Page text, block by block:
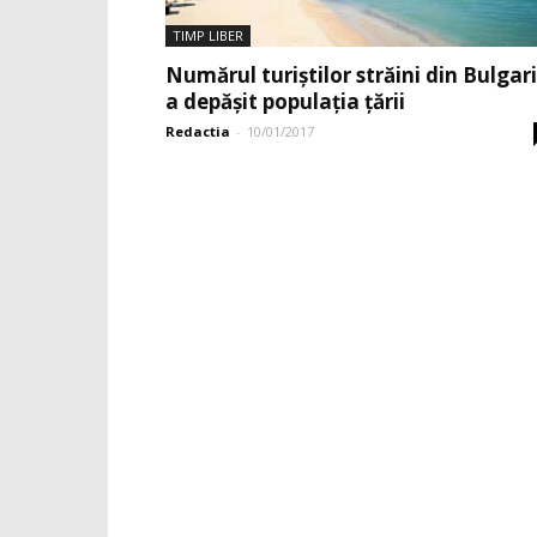
TIMP LIBER
Numărul turiștilor străini din
a depășit populația țării
Redactia - 10/01/2017